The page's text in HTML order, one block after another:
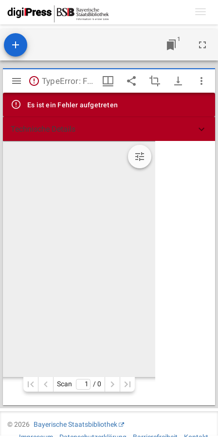
1
Mirador
Viewer
TypeError: Failed to fetch
Es ist ein Fehler aufgetreten
Technische Details
Scan / 0
©2026
Bayerische Staatsbibliothek